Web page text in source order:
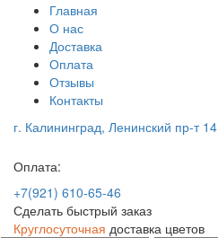
Главная
О нас
Доставка
Оплата
Отзывы
Контакты
г. Калининград, Ленинский пр-т 14
Оплата:
+7(921) 610-65-46
Сделать быстрый заказ
Круглосуточная доставка цветов